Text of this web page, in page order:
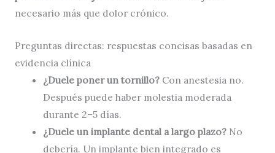
necesario más que dolor crónico.
Preguntas directas: respuestas concisas basadas en
evidencia clínica
¿Duele poner un tornillo? Con anestesia no.
Después puede haber molestia moderada
durante 2–5 días.
¿Duele un implante dental a largo plazo? No
debería. Un implante bien integrado es